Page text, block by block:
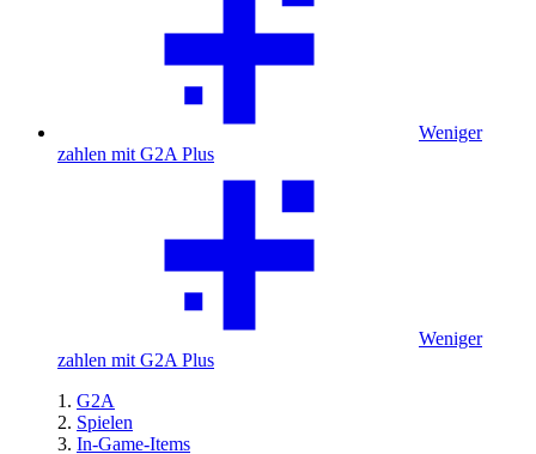
Weniger
zahlen mit G2A Plus
Weniger
zahlen mit G2A Plus
G2A
Spielen
In-Game-Items